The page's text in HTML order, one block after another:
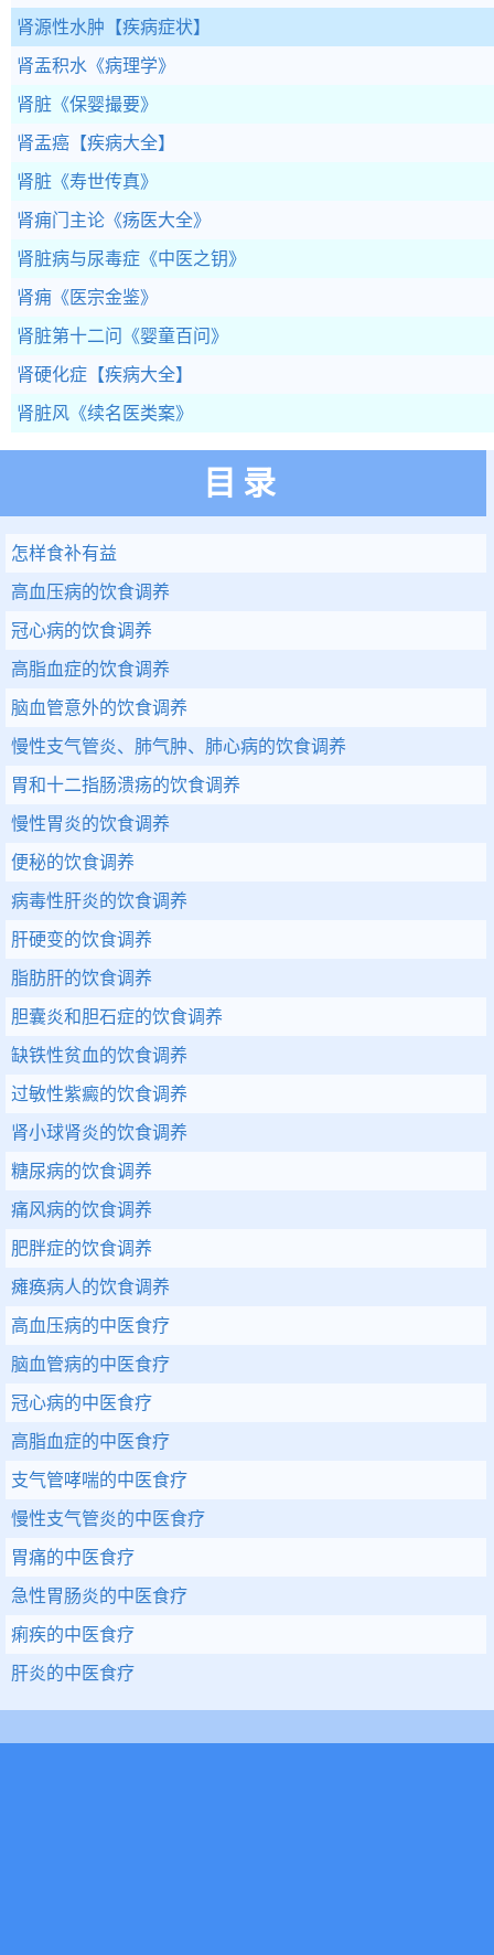
肾源性水肿 【疾病症状】
肾盂积水 《病理学》
肾脏 《保婴撮要》
肾盂癌 【疾病大全】
肾脏 《寿世传真》
肾痈门主论 《疡医大全》
肾脏病与尿毒症 《中医之钥》
肾痈 《医宗金鉴》
肾脏第十二问 《婴童百问》
肾硬化症 【疾病大全】
肾脏风 《续名医类案》
目录
怎样食补有益
高血压病的饮食调养
冠心病的饮食调养
高脂血症的饮食调养
脑血管意外的饮食调养
慢性支气管炎、肺气肿、肺心病的饮食调养
胃和十二指肠溃疡的饮食调养
慢性胃炎的饮食调养
便秘的饮食调养
病毒性肝炎的饮食调养
肝硬变的饮食调养
脂肪肝的饮食调养
胆囊炎和胆石症的饮食调养
缺铁性贫血的饮食调养
过敏性紫癜的饮食调养
肾小球肾炎的饮食调养
糖尿病的饮食调养
痛风病的饮食调养
肥胖症的饮食调养
瘫痪病人的饮食调养
高血压病的中医食疗
脑血管病的中医食疗
冠心病的中医食疗
高脂血症的中医食疗
支气管哮喘的中医食疗
慢性支气管炎的中医食疗
胃痛的中医食疗
急性胃肠炎的中医食疗
痢疾的中医食疗
肝炎的中医食疗